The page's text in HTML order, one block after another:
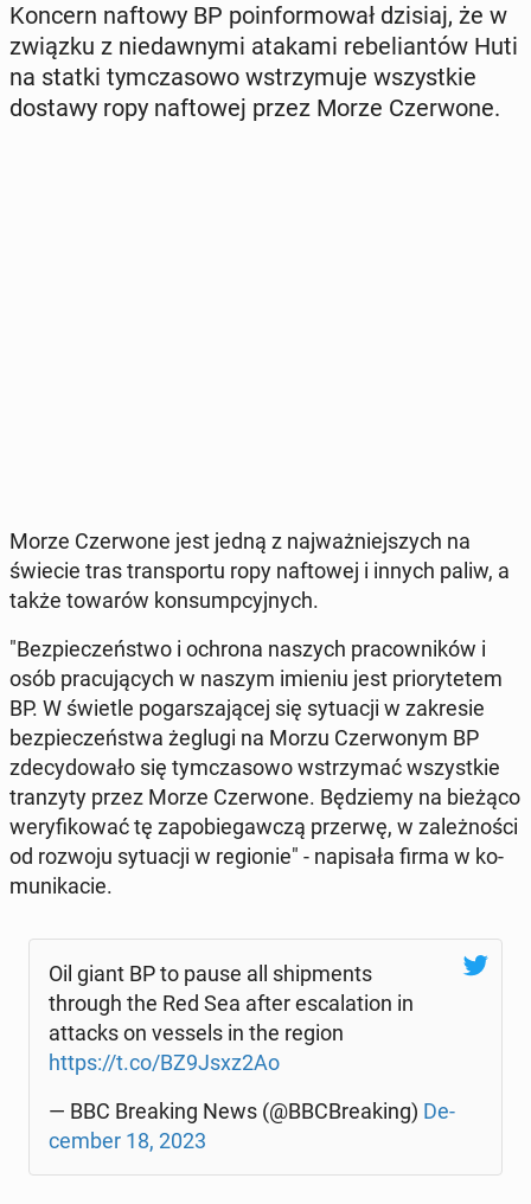
Koncern naftowy BP po­in­for­mo­wał dzisiaj, że w
związku z nie­daw­ny­mi atakami re­be­lian­tów Huti
na statki tym­cza­so­wo wstrzy­mu­je wszyst­kie
dostawy ropy naf­to­wej przez Morze Czer­wo­ne.
Morze Czer­wo­ne jest jedną z naj­waż­niej­szych na
świecie tras trans­por­tu ropy naf­to­wej i innych paliw, a
także towarów kon­sump­cyj­nych.
"Bez­pie­czeń­stwo i ochrona naszych pra­cow­ni­ków i
osób pra­cu­ją­cych w naszym imieniu jest prio­ry­te­tem
BP. W świetle po­gar­sza­ją­cej się sy­tu­acji w za­kre­sie
bez­pie­czeń­stwa żeglugi na Morzu Czer­wo­nym BP
zde­cy­do­wa­ło się tym­cza­so­wo wstrzy­mać wszyst­kie
tran­zy­ty przez Morze Czer­wo­ne. Bę­dzie­my na bieżąco
we­ry­fi­ko­wać tę za­po­bie­gaw­czą przerwę, w za­leż­no­ści
od rozwoju sy­tu­acji w re­gio­nie" - na­pi­sa­ła firma w ko­
mu­ni­ka­cie.
Oil giant BP to pause all ship­ments
through the Red Sea after esca­la­tion in
attacks on vessels in the region
https://t.co/BZ9Jsxz2Ao
— BBC Bre­aking News (@BBC­Bre­aking) De­
cem­ber 18, 2023